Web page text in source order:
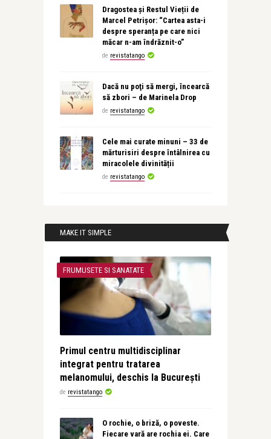
Dragostea și Restul Vieții de
Marcel Petrișor: “Cartea asta-i
despre speranța pe care nici
măcar n-am îndrăznit-o”
de revistatango
Dacă nu poţi să mergi, încearcă
să zbori – de Marinela Drop
de revistatango
Cele mai curate minuni – 33 de
mărturisiri despre întâlnirea cu
miracolele divinității
de revistatango
MAKE IT SIMPLE
FRUMUSETE SI SANATATE
Primul centru multidisciplinar
integrat pentru tratarea
melanomului, deschis la București
de revistatango
O rochie, o briză, o poveste.
Fiecare vară are rochia ei. Care